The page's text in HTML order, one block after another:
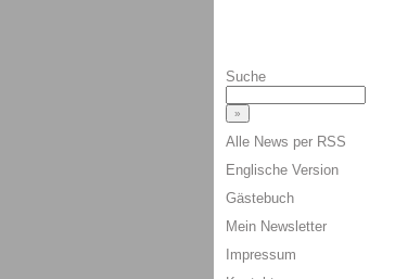
Suche
Alle News per RSS
Englische Version
Gästebuch
Mein Newsletter
Impressum